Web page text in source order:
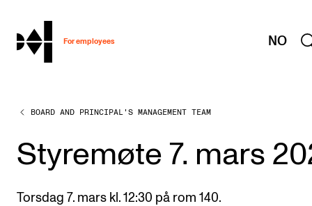
hjem
For employees NO
WORKING CONDITIONS AND HR
Working Hours and Pay
Travels and Exchange
Welfare and Development
BOARD AND PRINCIPAL'S MANAGEMENT TEAM
Styremøte 7. mars
Torsdag 7. mars kl. 12:30 på rom 140.